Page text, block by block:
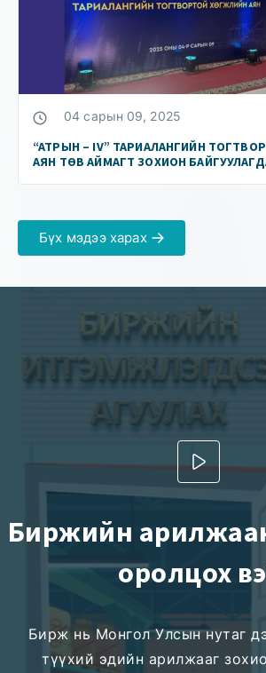
04 сарын 09, 2025
“АТРЫН – IV” ТАРИАЛАНГИЙН
АЯН ТӨВ АЙМАГТ ЗОХИОН
Бүх мэдээ харах
Биржийн
оролцох
Бирж нь Монгол Улсын нутаг
түүхий эдийн арилжааг